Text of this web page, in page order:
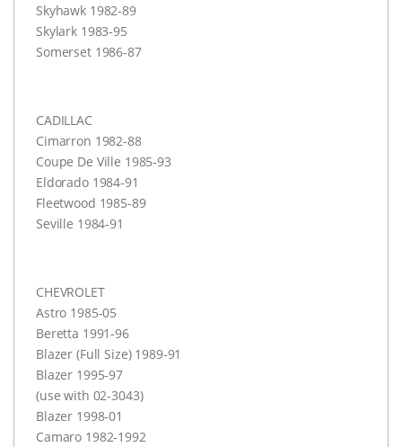
Skyhawk 1982-89
Skylark 1983-95
Somerset 1986-87
CADILLAC
Cimarron 1982-88
Coupe De Ville 1985-93
Eldorado 1984-91
Fleetwood 1985-89
Seville 1984-91
CHEVROLET
Astro 1985-05
Beretta 1991-96
Blazer (Full Size) 1989-91
Blazer 1995-97
(use with 02-3043)
Blazer 1998-01
Camaro 1982-1992